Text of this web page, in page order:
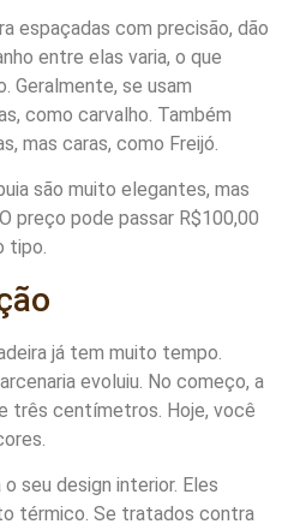
espaçadas com precisão, dão
entre elas varia, o que
Geralmente, se usam
como carvalho. Também
mas caras, como Freijó.
são muito elegantes, mas
preço pode passar R$100,00
tipo.
já tem muito tempo.
evoluiu. No começo, a
três centímetros. Hoje, você
seu design interior. Eles
térmico. Se tratados contra